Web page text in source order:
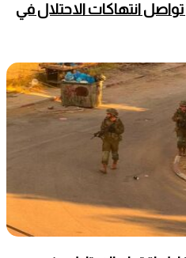
انتهاكات الاحتلال في